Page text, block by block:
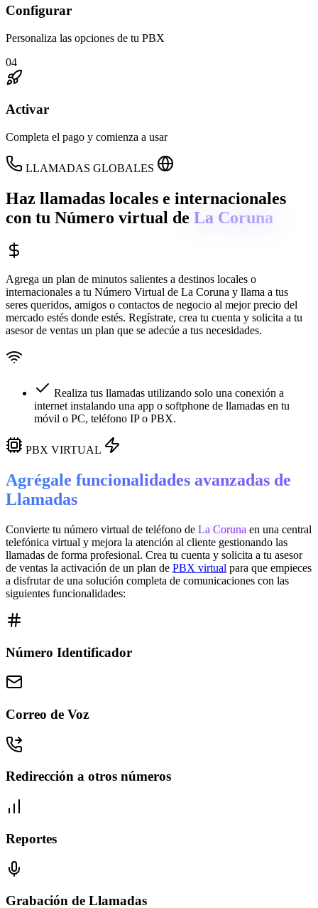
Configurar
Personaliza las opciones de tu PBX
04
Activar
Completa el pago y comienza a usar
LLAMADAS GLOBALES
Haz llamadas locales e internacionales
con tu Número virtual de La Coruna
Agrega un plan de minutos salientes a destinos locales o
internacionales a tu Número Virtual de La Coruna y llama a tus
seres queridos, amigos o contactos de negocio al mejor precio del
mercado estés donde estés. Regístrate, crea tu cuenta y solicita a tu
asesor de ventas un plan que se adecúe a tus necesidades.
Realiza tus llamadas utilizando solo una conexión a
internet instalando una app o softphone de llamadas en tu
móvil o PC, teléfono IP o PBX.
PBX VIRTUAL
Agrégale funcionalidades avanzadas de
Llamadas
Convierte tu número virtual de teléfono de La Coruna en una central
telefónica virtual y mejora la atención al cliente gestionando las
llamadas de forma profesional. Crea tu cuenta y solicita a tu asesor
de ventas la activación de un plan de PBX virtual para que empieces
a disfrutar de una solución completa de comunicaciones con las
siguientes funcionalidades:
Número Identificador
Correo de Voz
Redirección a otros números
Reportes
Grabación de Llamadas